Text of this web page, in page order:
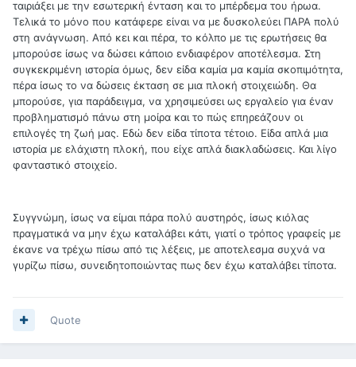
ταιριάξει με την εσωτερική ένταση και το μπέρδεμα του ήρωα.
Τελικά το μόνο που κατάφερε είναι να με δυσκολεύει ΠΑΡΑ πολύ
στη ανάγνωση. Από κει και πέρα, το κόλπο με τις ερωτήσεις θα
μπορούσε ίσως να δώσει κάποιο ενδιαφέρον αποτέλεσμα. Στη
συγκεκριμένη ιστορία όμως, δεν είδα καμία μα καμία σκοπιμότητα,
πέρα ίσως το να δώσεις έκταση σε μια πλοκή στοιχειώδη. Θα
μπορούσε, για παράδειγμα, να χρησιμεύσει ως εργαλείο για έναν
προβληματισμό πάνω στη μοίρα και το πώς επηρεάζουν οι
επιλογές τη ζωή μας. Εδώ δεν είδα τίποτα τέτοιο. Είδα απλά μια
ιστορία με ελάχιστη πλοκή, που είχε απλά διακλαδώσεις. Και λίγο
φανταστικό στοιχείο.
Συγγνώμη, ίσως να είμαι πάρα πολύ αυστηρός, ίσως κιόλας
πραγματικά να μην έχω καταλάβει κάτι, γιατί ο τρόπος γραφείς με
έκανε να τρέχω πίσω από τις λέξεις, με αποτελεσμα συχνά να
γυρίζω πίσω, συνειδητοποιώντας πως δεν έχω καταλάβει τίποτα.
Quote